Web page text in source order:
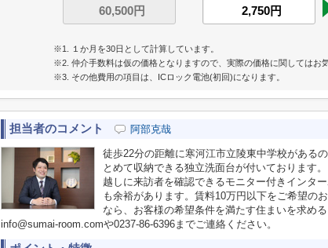
※1. １か月を30日として計算しています。
※2. 仲介手数料は仮の価格となりますので、実際の価格に関してはお
※3. その他費用の項目は、ICロック電池(初回)になります。
担当者のコメント 阿部克哉
徒歩22分の距離に寒河江市立陵東中学校がある
とめて収納できる独立洗面台が付いております
越しに来訪者を確認できるモニター付きインタ
も余裕があります。賃料10万円以下をご希望の
なら、お客様の希望条件を満たす住まいを求め
info@sumai-room.comや0237-86-6396までご連絡ください。